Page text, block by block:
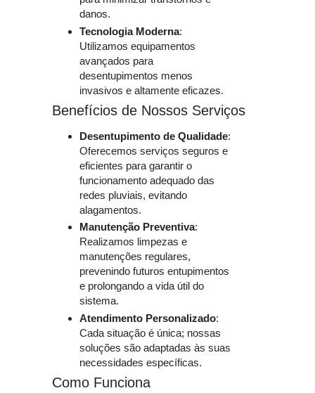
danos.
Tecnologia Moderna:
Utilizamos equipamentos
avançados para
desentupimentos menos
invasivos e altamente eficazes.
Benefícios de Nossos Serviços
Desentupimento de Qualidade:
Oferecemos serviços seguros e
eficientes para garantir o
funcionamento adequado das
redes pluviais, evitando
alagamentos.
Manutenção Preventiva:
Realizamos limpezas e
manutenções regulares,
prevenindo futuros entupimentos
e prolongando a vida útil do
sistema.
Atendimento Personalizado:
Cada situação é única; nossas
soluções são adaptadas às suas
necessidades específicas.
Como Funciona